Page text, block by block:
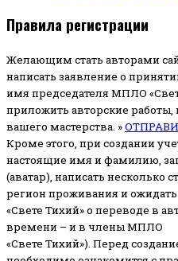
Правила регистрации
Желающим стать авторами
написать заявление о
имя председателя МПЛО
приложить авторские
вашего мастерства. »
Кроме этого, при создании
настоящие имя и фамилию,
(аватар), написать несколько
регион проживания и
«Свете Тихий» о переводе в
времени – и в члены МПЛО
«Свете Тихий»). Перед